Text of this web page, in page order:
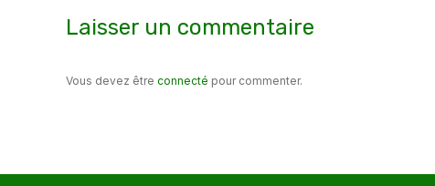
Laisser un commentaire
Vous devez être connecté pour commenter.